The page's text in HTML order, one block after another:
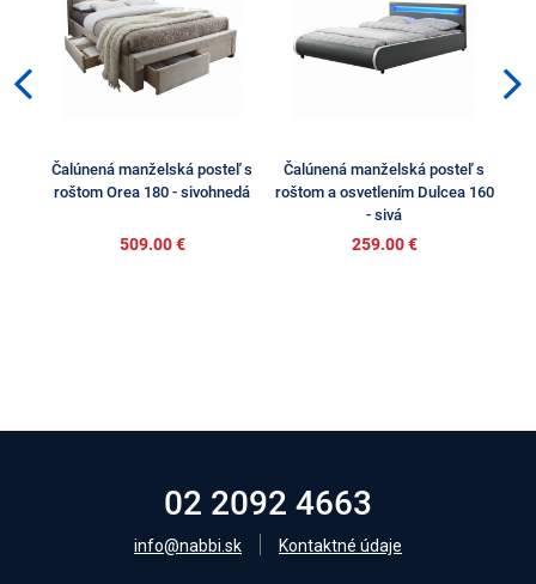
Čalúnená manželská posteľ s
roštom Orea 180 - sivohnedá
509.00 €
Čalúnená manželská posteľ s
roštom a osvetlením Dulcea 160
- sivá
259.00 €
02 2092 4663
info@nabbi.sk Kontaktné údaje